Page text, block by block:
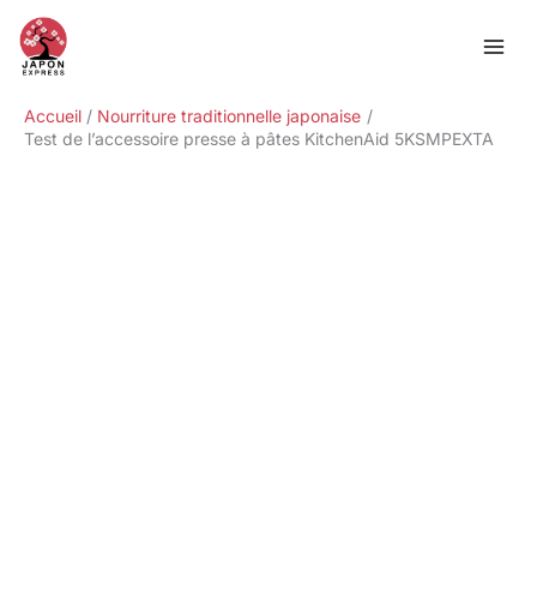
contenu
Accueil
Nourriture traditionnelle japonaise
Test de l’accessoire presse à pâtes KitchenAid 5KSMPEXTA
Rechercher